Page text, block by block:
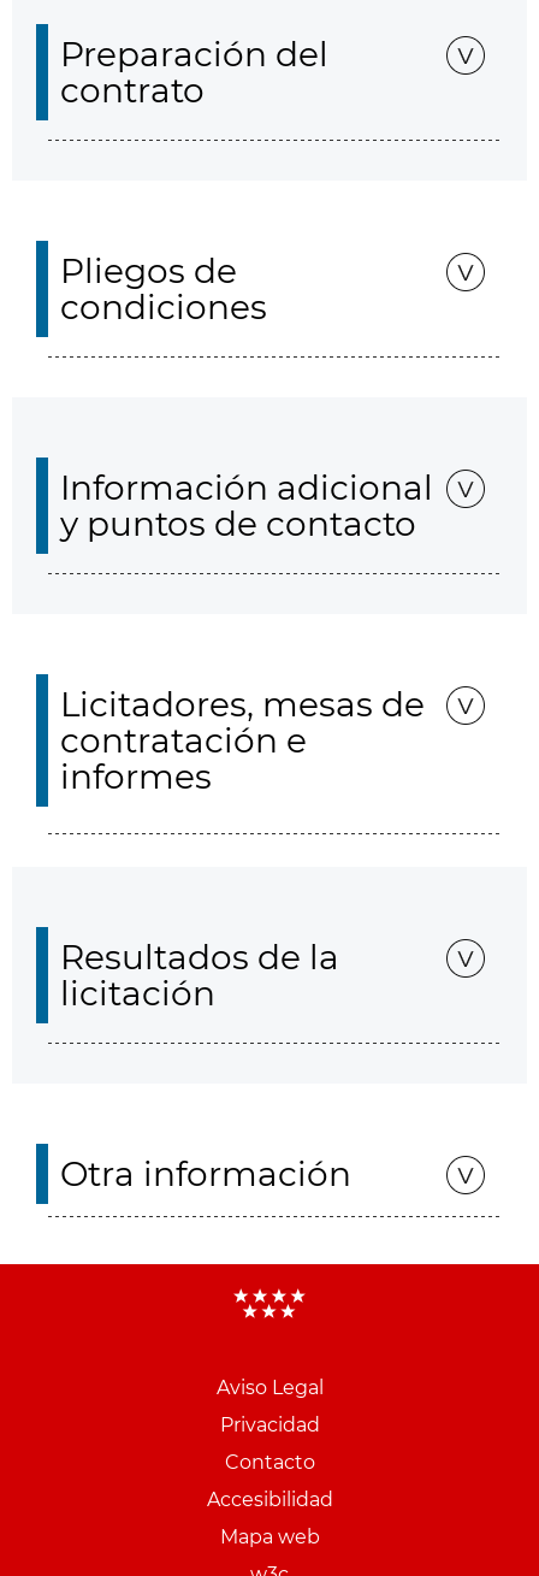
Preparación del
contrato
Pliegos de
condiciones
Información adicional
y puntos de contacto
Licitadores, mesas de
contratación e
informes
Resultados de la
licitación
Otra información
Aviso Legal
Privacidad
Contacto
Accesibilidad
Mapa web